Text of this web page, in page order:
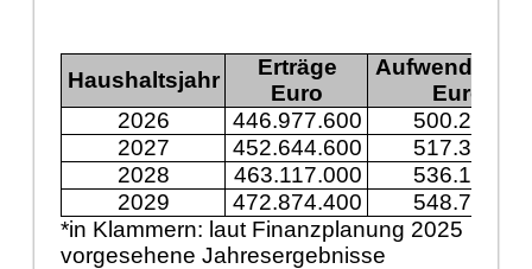
Haushaltsjahr
Erträge
Euro
Euro
2026
446.977.600
2027
452.644.600
2028
463.117.000
2029
472.874.400
*in Klammern: laut Finanzplanung 2025
vorgesehene Jahresergebnisse